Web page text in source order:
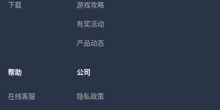
下载 游戏攻略
有奖活动
产品动态
帮助
在线客服
公司
隐私政策